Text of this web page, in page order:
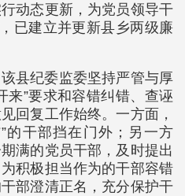
动态更新，为党员领导干
已建立并更新县乡两级廉
县纪委监委坚持严管与厚
来”要求和容错纠错、查诬
回复工作始终。一方面，
的干部挡在门外；另一方
满的党员干部，及时提出
积极担当作为的干部容错
部澄清正名，充分保护干